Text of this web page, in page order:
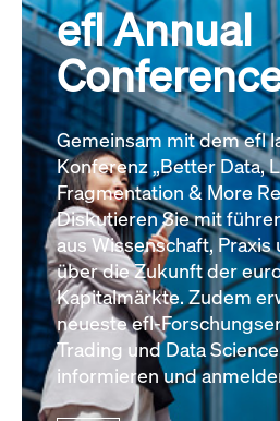
efl Annual
Gemeinsam mit dem efl
Konferenz „Better Data,
Fragmentation & More
Diskutieren Sie mit
aus Wissenschaft,
über die Zukunft der
Kapitalmärkte. Zudem
neueste efl-
Trading und Data
informieren und